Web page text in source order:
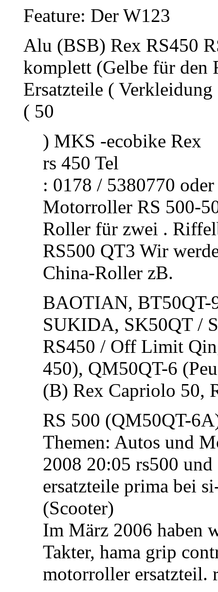
Feature: Der W123
Alu (BSB) Rex RS450
komplett (Gelbe für den
Ersatzteile (
( 50
) MKS -ecobike Rex
rs 450 Tel
: 0178 / 5380770
Motorroller RS 500-
Roller für zwei .
RS500 QT3 Wir
China-Roller zB.
BAOTIAN, BT50QT-
SUKIDA, SK50QT /
RS450 / Off Limit
450), QM50QT-6
(B) Rex Capriolo 50,
RS 500 (QM50QT-
Themen: Autos und
2008 20:05 rs500
ersatzteile prima bei
(Scooter)
Im März 2006 haben
Takter, hama grip
motorroller ersatzteil.